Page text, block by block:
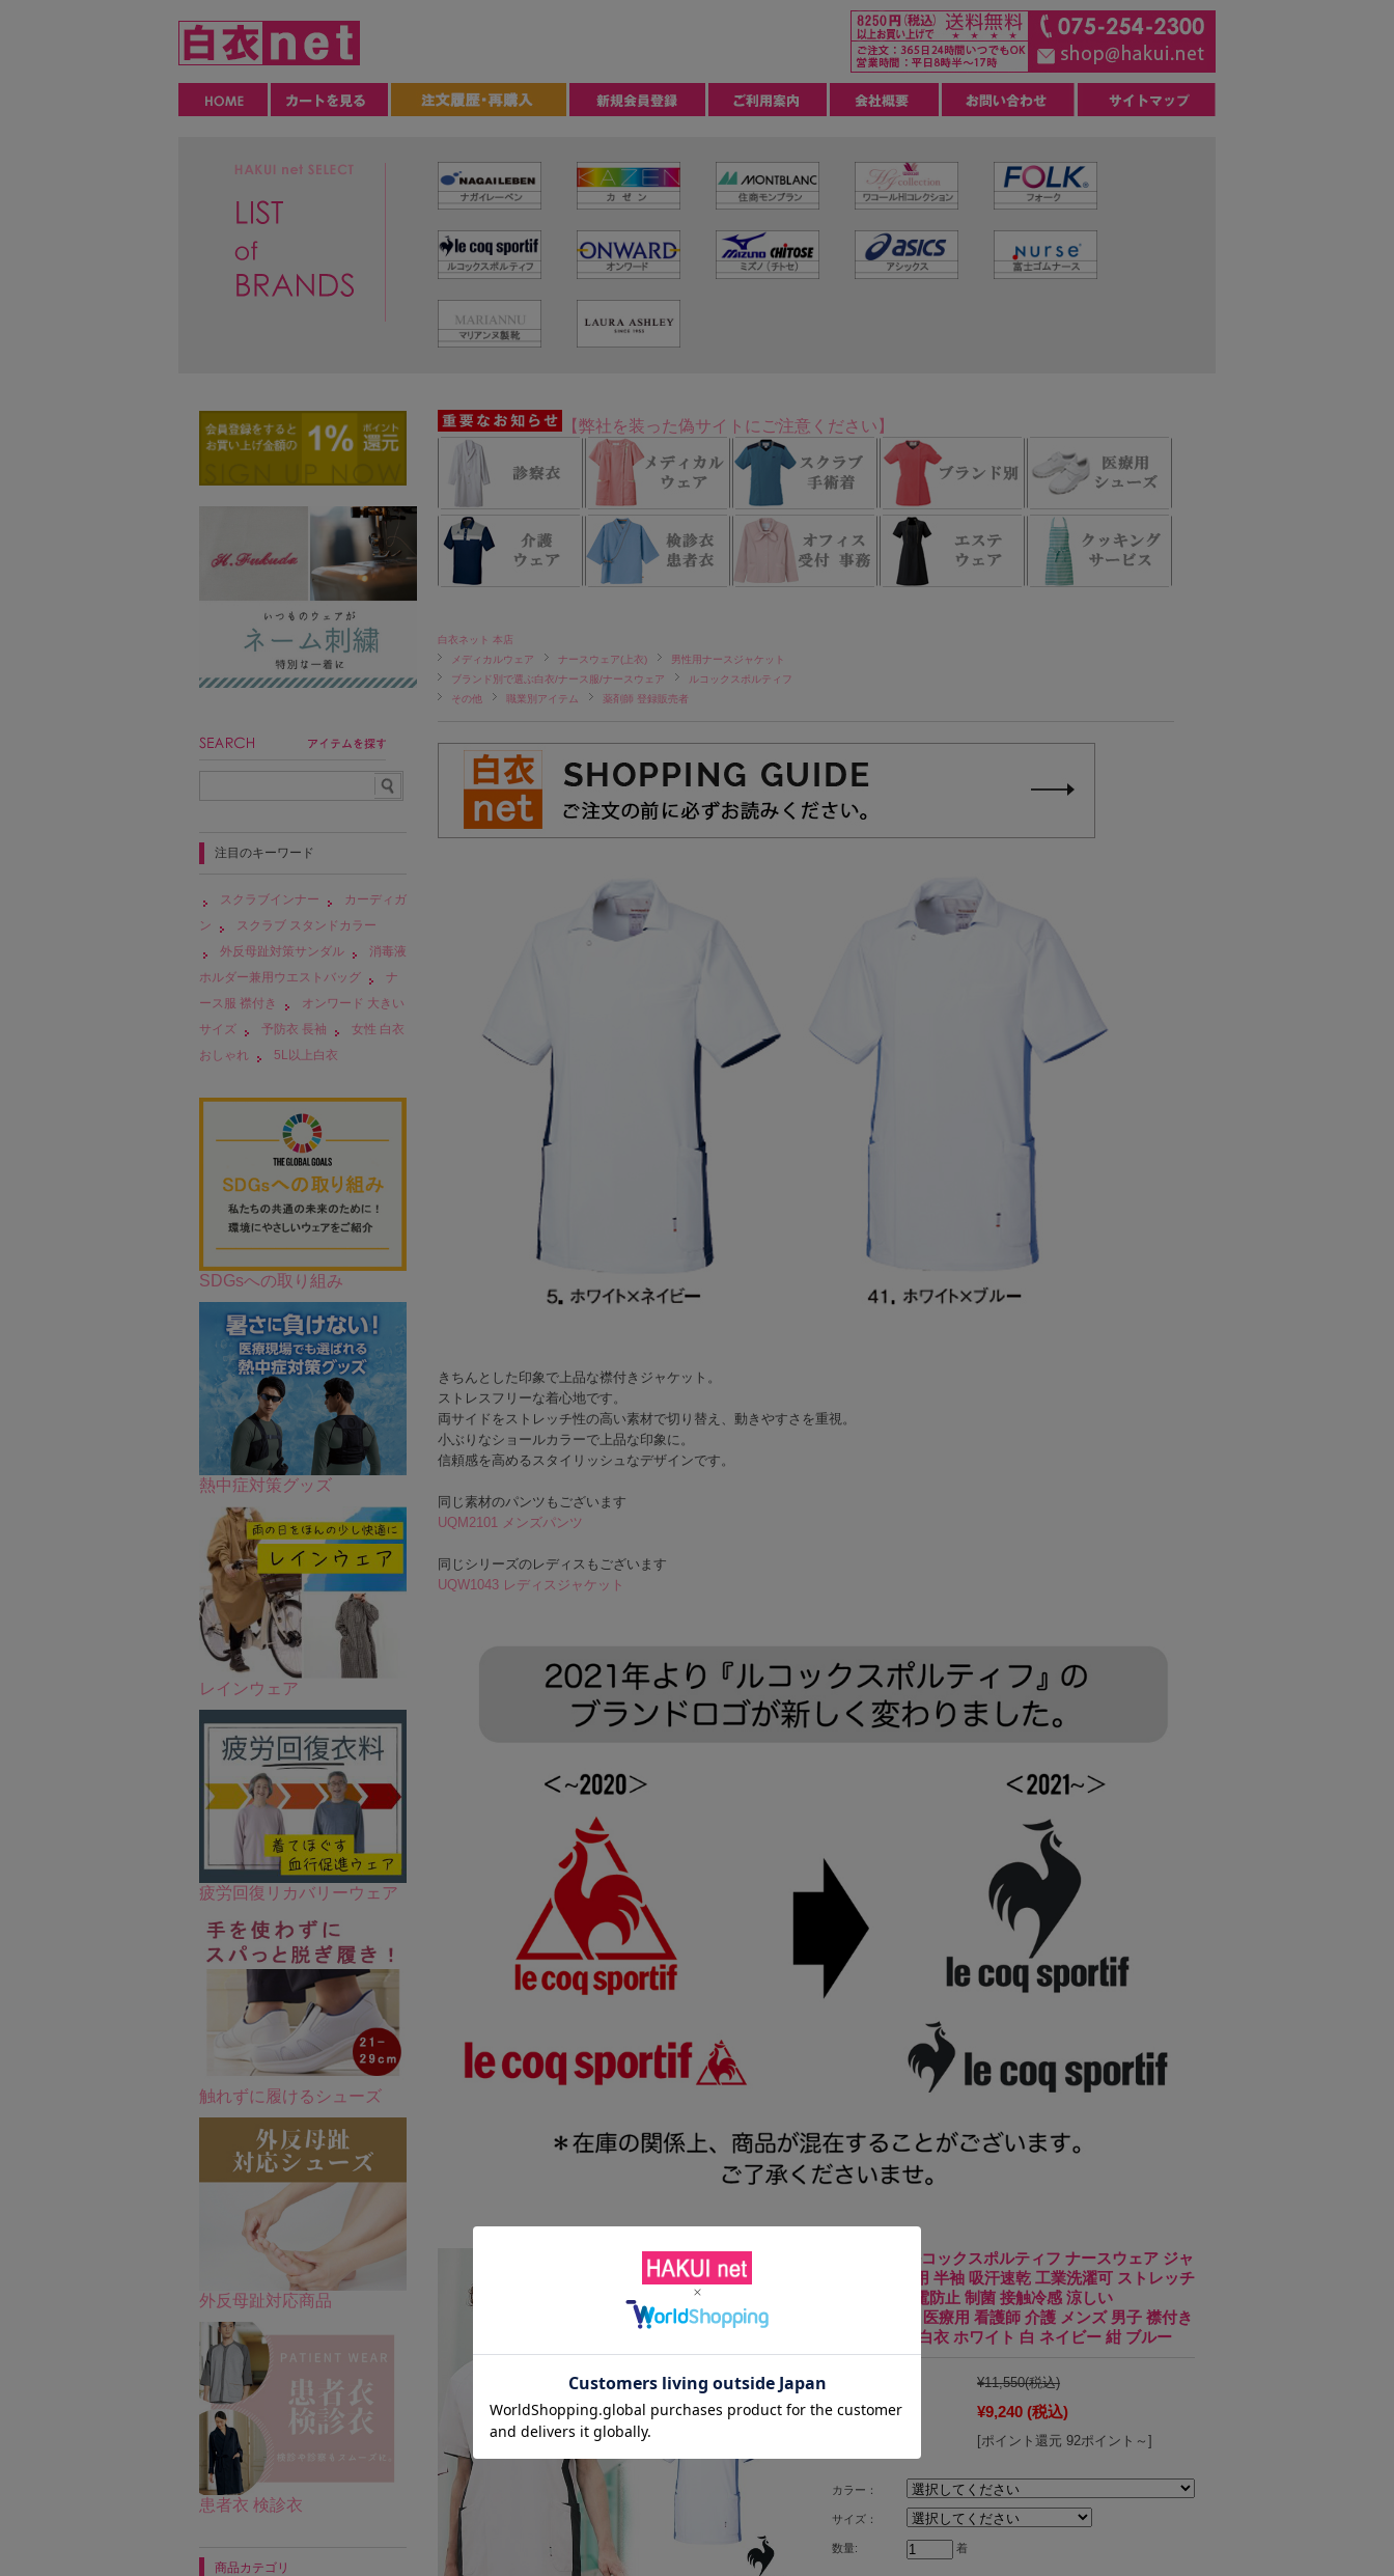
【弊社を装った偽サイトにご注意ください】
白衣ネット 本店
メディカルウェア
ナースウェア(上衣)
男性用ナースジャケット
ブランド別で選ぶ白衣/ナース服/ナースウェア
ルコックスポルティフ
その他
職業別アイテム 薬剤師 登録販売者
きちんとした印象で上品な襟付きジャケット。
ストレスフリーな着心地です。
両サイドをストレッチ性の高い素材で切り替え、動きやすさを重視。
小ぶりなショールカラーで上品な印象に。
信頼感を高めるスタイリッシュなデザインです。
同じ素材のパンツもございます
UQM2101 メンズパンツ
同じシリーズのレディスもございます
UQW1043 レディスジャケット
UQM1102 ルコックスポルティフ ナースウェア ジャ
ケット 男性用 半袖 吸汗速乾 工業洗濯可 ストレッチ
透け防止 帯電防止 制菌 接触冷感 涼しい
lecoqsportif 医療用 看護師 介護 メンズ 男子 襟付き
上衣 医務衣 白衣 ホワイト 白 ネイビー 紺 ブルー
¥11,550(税込)
価格: ¥9,240 (税込)
[ポイント還元 92ポイント～]
カラー：
サイズ：
数量: 着
注目のキーワード
スクラブインナー
カーディガ
ン
スクラブ スタンドカラー
外反母趾対策サンダル
消毒液
ホルダー兼用ウエストバッグ
ナ
ース服 襟付き
オンワード 大きい
サイズ
予防衣 長袖
女性 白衣
おしゃれ
5L以上白衣
SDGsへの取り組み
熱中症対策グッズ
レインウェア
疲労回復リカバリーウェア
触れずに履けるシューズ
外反母趾対応商品
患者衣 検診衣
商品カテゴリ